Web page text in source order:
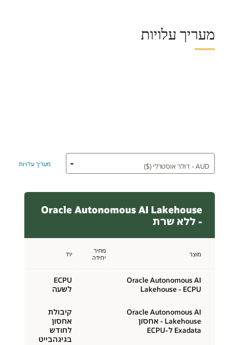
מעריך עלויות
מעריך עלויות
Oracle Autonomous AI Lakehouse
- ללא שרת
מוצר
מחיר
יחידה
יח'
Oracle Autonomous AI
Lakehouse - ECPU
ECPU
לשעה
Oracle Autonomous AI
Lakehouse - אחסון
Exadata ל-ECPU
קיבולת
אחסון
לחודש
בגיגהבייט